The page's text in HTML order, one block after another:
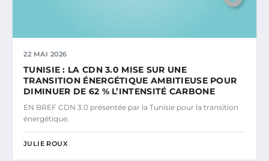
22 MAI 2026
TUNISIE : LA CDN 3.0 MISE SUR UNE
TRANSITION ÉNERGÉTIQUE AMBITIEUSE POUR
DIMINUER DE 62 % L’INTENSITÉ CARBONE
EN BREF CDN 3.0 présentée par la Tunisie pour la transition
énergétique.
JULIE ROUX